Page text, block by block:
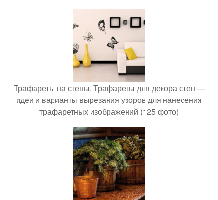
Трафареты на стены. Трафареты для декора стен —
идеи и варианты вырезания узоров для нанесения
трафаретных изображений (125 фото)